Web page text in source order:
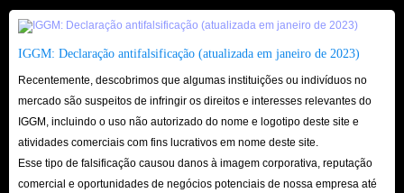
IGGM: Declaração antifalsificação (atualizada em janeiro de 2023)
Recentemente, descobrimos que algumas instituições ou indivíduos no
mercado são suspeitos de infringir os direitos e interesses relevantes do
IGGM, incluindo o uso não autorizado do nome e logotipo deste site e
atividades comerciais com fins lucrativos em nome deste site.
Esse tipo de falsificação causou danos à imagem corporativa, reputação
comercial e oportunidades de negócios potenciais de nossa empresa até